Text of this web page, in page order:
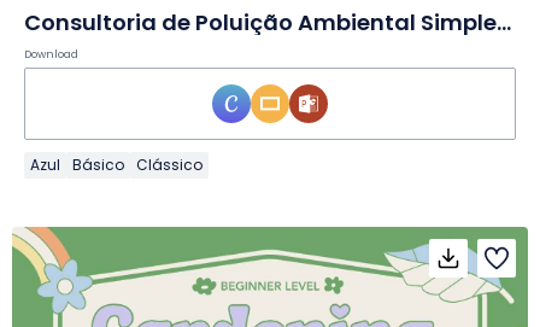
Consultoria de Poluição Ambiental Simples em Slides
Download
Azul Básico Clássico